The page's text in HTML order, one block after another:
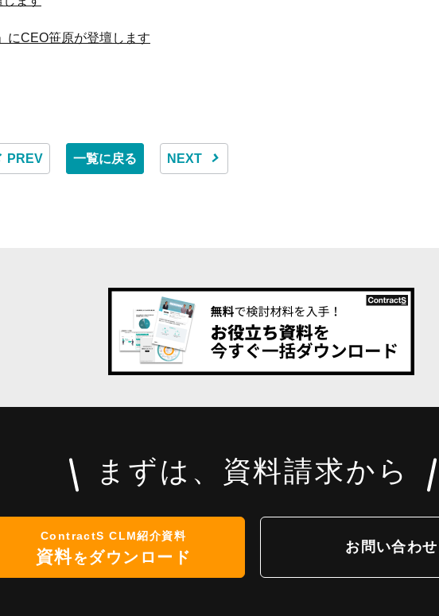
にCEO笹原が登壇します
PREV 一覧に戻る NEXT
まずは、資料請求から
ContractS CLM紹介資料
資料をダウンロード
お問い合わせ